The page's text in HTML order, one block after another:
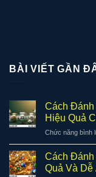
BÀI VIẾT GẦN
Cách Đánh
Hiệu Quả
Chức năng bình
Cách Đánh
Quả Và Dễ